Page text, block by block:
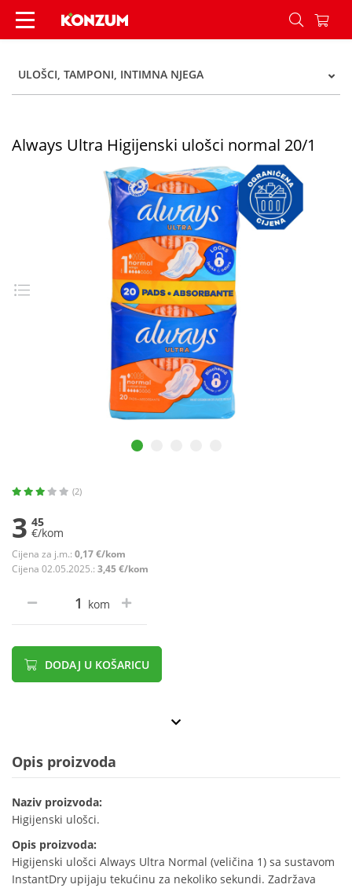
Always Ultra Higijenski ulošci normal 20/1 -
ULOŠCI, TAMPONI, INTIMNA NJEGA
Always Ultra Higijenski ulošci normal 20/1
(2)
3 45
€/kom
Cijena za j.m.: 0,17 €/kom
Cijena 02.05.2025.: 3,45 €/kom
kom
DODAJ U KOŠARICU
Opis proizvoda
Naziv proizvoda:
Higijenski ulošci.
Opis proizvoda:
Higijenski ulošci Always Ultra Normal (veličina 1) sa sustavom
InstantDry upijaju tekućinu za nekoliko sekundi. Zadržava